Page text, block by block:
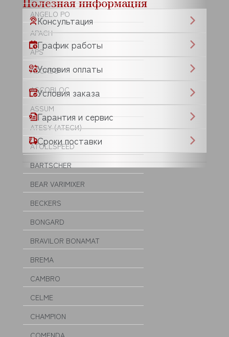
ANGELO PO
APACH
APS
ASCASO
ASCOBLOC
ASSUM
ATESY (АТЕСИ)
ATOLLSPEED
BARTSCHER
BEAR VARIMIXER
BECKERS
BONGARD
BRAVILOR BONAMAT
BREMA
CAMBRO
CELME
CHAMPION
COMENDA
Консультация
График работы
Условия оплаты
Условия заказа
Гарантия и сервис
Сроки поставки